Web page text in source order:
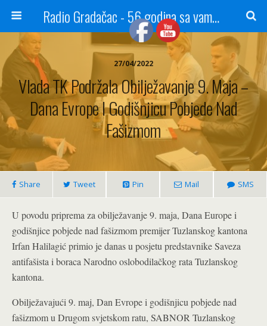
Radio Gradačac - 56 godina sa vama...
27/04/2022
Vlada TK Podržala Obilježavanje 9. Maja –
Dana Evrope I Godišnjicu Pobjede Nad
Fašizmom
Share Tweet Pin Mail SMS
U povodu priprema za obilježavanje 9. maja, Dana Europe i
godišnjice pobjede nad fašizmom premijer Tuzlanskog kantona
Irfan Halilagić primio je danas u posjetu predstavnike Saveza
antifašista i boraca Narodno oslobodilačkog rata Tuzlanskog
kantona.
Obilježavajući 9. maj, Dan Evrope i godišnjicu pobjede nad
fašizmom u Drugom svjetskom ratu, SABNOR Tuzlanskog